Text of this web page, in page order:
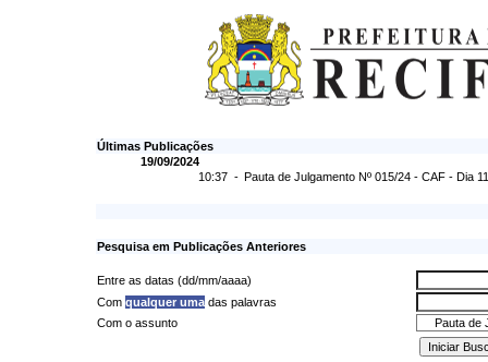
Últimas Publicações
19/09/2024
10:37 - Pauta de Julgamento Nº 015/24 - CAF - Dia
Pesquisa em Publicações Anteriores
Entre as datas (dd/mm/aaaa)
Com qualquer uma das palavras
Com o assunto